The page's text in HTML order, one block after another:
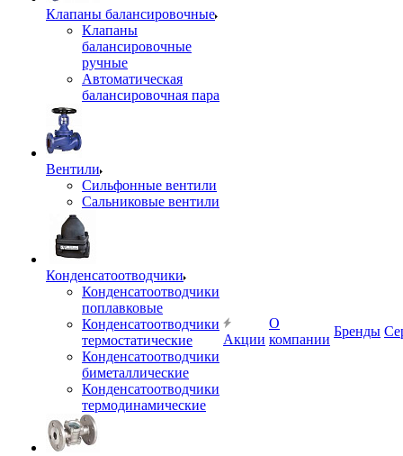
Клапаны балансировочные
Клапаны
балансировочные
ручные
Автоматическая
балансировочная пара
Вентили
Сильфонные вентили
Сальниковые вентили
Конденсатоотводчики
Конденсатоотводчики
поплавковые
Конденсатоотводчики
термостатические
Конденсатоотводчики
биметаллические
Конденсатоотводчики
термодинамические
Акции
О
компании
Бренды